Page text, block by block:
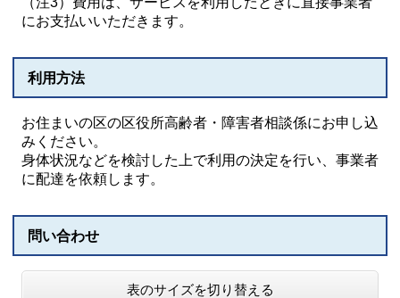
にお支払いいただきます。
利用方法
お住まいの区の区役所高齢者・障害者相談係にお申し込
みください。
身体状況などを検討した上で利用の決定を行い、事業者
に配達を依頼します。
問い合わせ
表のサイズを切り替える